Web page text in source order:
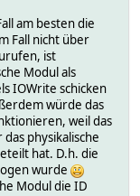
am besten die
Fall nicht über
ist
Modul als
IOWrite schicken
würde das
weil das
physikalische
hat. D.h. die
wurde
Modul die ID